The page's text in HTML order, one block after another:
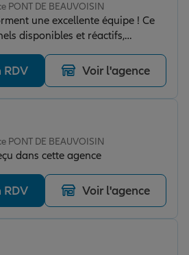
PONT DE BEAUVOISIN
une excellente équipe ! Ce
disponibles et réactifs,
et à orienter au mieux
Bernerd se rend
et à l’écoute. Je tiens à
pour votre disponibilité et
faites preuve depuis de
aussi un réel savoir-être — et
Une équipe
qui se soucie réellement
des besoins de ses assurés. Merci à vous !
RDV Voir l'agence
PONT DE BEAUVOISIN
dans cette agence
RDV Voir l'agence